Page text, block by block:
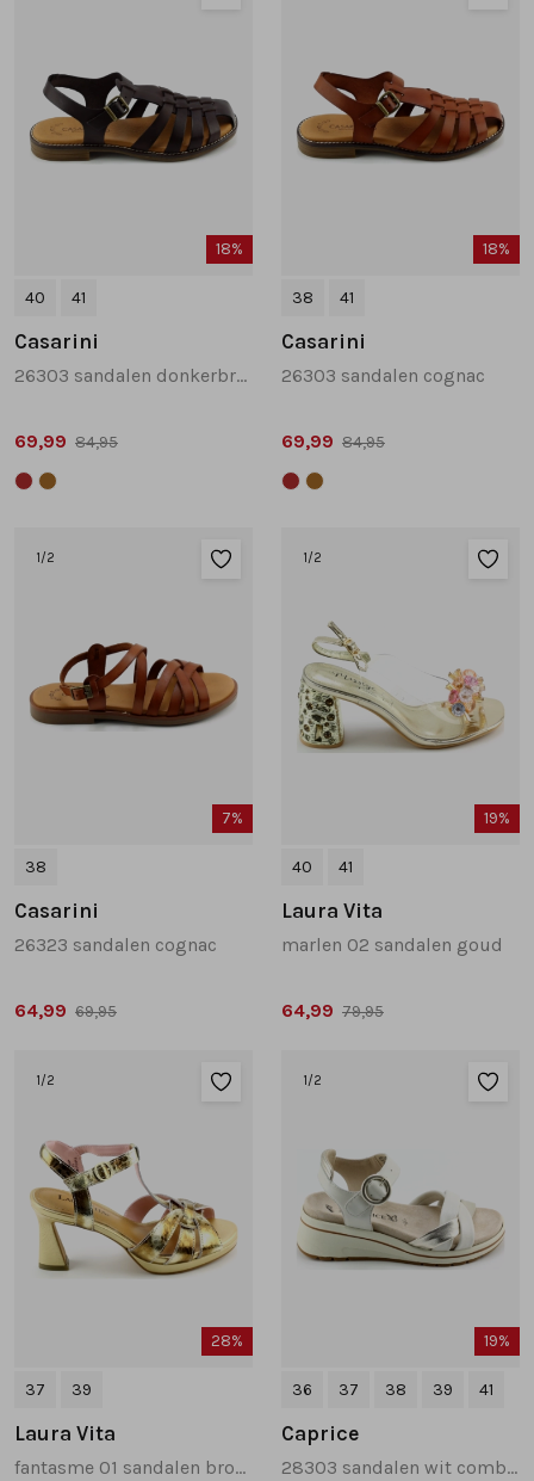
18%
40 41
Casarini
26303 sandalen donkerbruin
69,99 84,95
18%
38 41
Casarini
26303 sandalen cognac
69,99 84,95
1 /2
7%
38
Casarini
26323 sandalen cognac
64,99 69,95
1 /2
19%
40 41
Laura Vita
marlen 02 sandalen goud
64,99 79,95
1 /2
28%
37 39
Laura Vita
fantasme 01 sandalen brons
1 /2
19%
36 37 38 39 41
Caprice
28303 sandalen wit combinatie